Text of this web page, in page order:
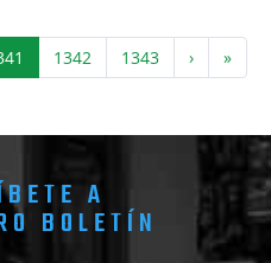
1342 1343 › »
A
BOLETÍN